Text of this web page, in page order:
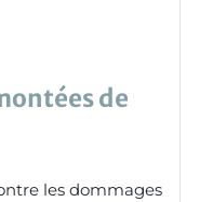
de
les dommages